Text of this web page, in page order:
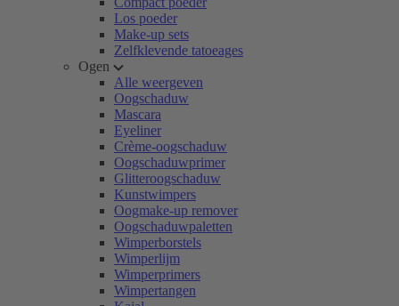
Los poeder
Make-up sets
Zelfklevende tatoeages
Ogen
Alle weergeven
Oogschaduw
Mascara
Eyeliner
Crème-oogschaduw
Oogschaduwprimer
Glitteroogschaduw
Kunstwimpers
Oogmake-up remover
Oogschaduwpaletten
Wimperborstels
Wimperlijm
Wimperprimers
Wimpertangen